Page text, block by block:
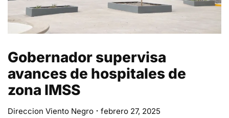
Gobernador supervisa
avances de hospitales de
zona IMSS
Direccion Viento Negro febrero 27, 2025